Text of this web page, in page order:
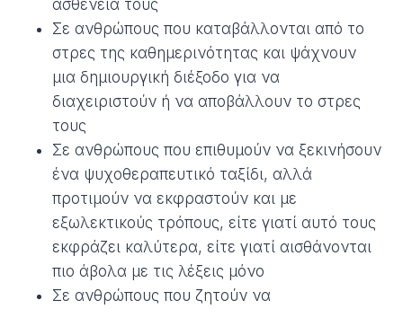
ασθένειά τους
Σε ανθρώπους που καταβάλλονται από το
στρες της καθημερινότητας και ψάχνουν
μια δημιουργική διέξοδο για να
διαχειριστούν ή να αποβάλλουν το στρες
τους
Σε ανθρώπους που επιθυμούν να ξεκινήσουν
ένα ψυχοθεραπευτικό ταξίδι, αλλά
προτιμούν να εκφραστούν και με
εξωλεκτικούς τρόπους, είτε γιατί αυτό τους
εκφράζει καλύτερα, είτε γιατί αισθάνονται
πιο άβολα με τις λέξεις μόνο
Σε ανθρώπους που ζητούν να